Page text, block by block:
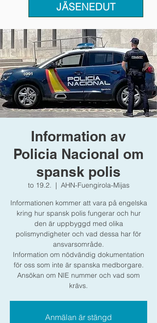
JÄSENEDUT
Information av
Policia Nacional om
spansk polis
to 19.2.
  |
AHN-Fuengirola-Mijas
Informationen kommer att vara på engelska
kring hur spansk polis fungerar och hur
den är uppbyggd med olika
polismyndigheter och vad dessa har för
ansvarsområde.
Information om nödvändig dokumentation
för oss som inte är spanska medborgare.
Ansökan om NIE nummer och vad som
krävs.
Anmälan är stängd